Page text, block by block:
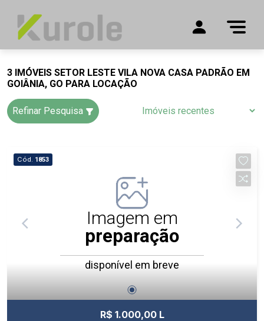
3 IMÓVEIS SETOR LESTE VILA NOVA CASA PADRÃO EM
GOIÂNIA, GO PARA LOCAÇÃO
Refinar Pesquisa
Cód. 1853
Imagem em
preparação
disponível em breve
R$ 1.000,00 L